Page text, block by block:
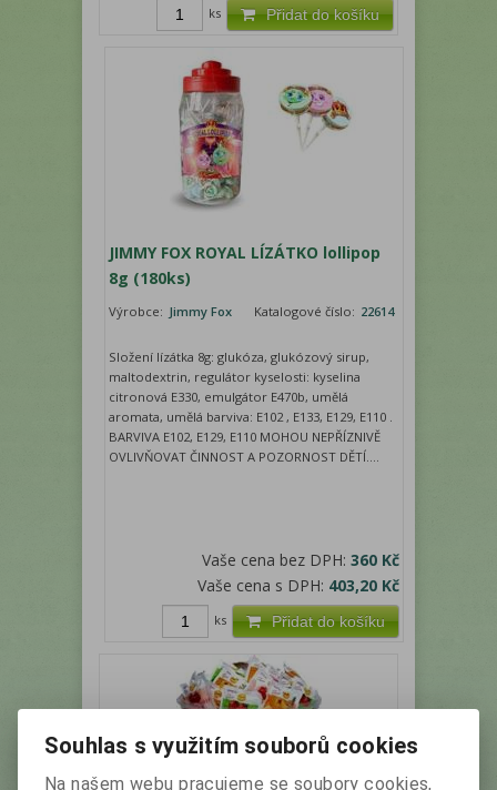
Přidat do košíku
ks
JIMMY FOX ROYAL LÍZÁTKO lollipop
8g (180ks)
Výrobce: Jimmy Fox Katalogové číslo: 22614
Složení lízátka 8g: glukóza, glukózový sirup,
maltodextrin, regulátor kyselosti: kyselina
citronová E330, emulgátor E470b, umělá
aromata, umělá barviva: E102 , E133, E129, E110 .
BARVIVA E102, E129, E110 MOHOU NEPŘÍZNIVĚ
OVLIVŇOVAT ČINNOST A POZORNOST DĚTÍ....
Vaše cena bez DPH:360 Kč
Vaše cena s DPH: 403,20 Kč
Přidat do košíku
ks
Souhlas s využitím souborů cookies
Na našem webu pracujeme se soubory cookies,